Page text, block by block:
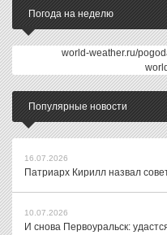
Погода на неделю
world-weather.ru/
Популярные новости
16.07.2026
Патриарх Кирилл назвал
10.07.2026
И снова Первоуральск: